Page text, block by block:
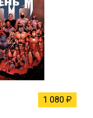
1 080 ₽